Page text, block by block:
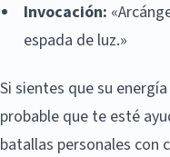
Invocación:
espada de luz.»
Si sientes que su
probable que te esté
batallas personales con